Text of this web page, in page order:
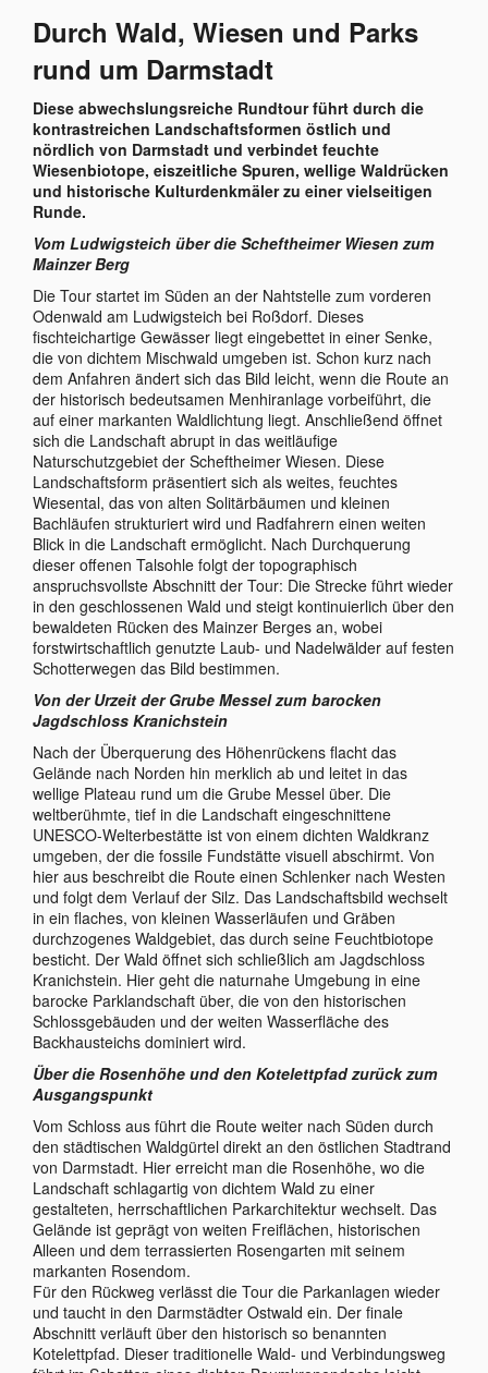
Durch Wald, Wiesen und Parks
rund um Darmstadt
Diese abwechslungsreiche Rundtour führt durch die
kontrastreichen Landschaftsformen östlich und
nördlich von Darmstadt und verbindet feuchte
Wiesenbiotope, eiszeitliche Spuren, wellige Waldrücken
und historische Kulturdenkmäler zu einer vielseitigen
Runde.
Vom Ludwigsteich über die Scheftheimer Wiesen zum
Mainzer Berg
Die Tour startet im Süden an der Nahtstelle zum vorderen
Odenwald am Ludwigsteich bei Roßdorf. Dieses
fischteichartige Gewässer liegt eingebettet in einer Senke,
die von dichtem Mischwald umgeben ist. Schon kurz nach
dem Anfahren ändert sich das Bild leicht, wenn die Route an
der historisch bedeutsamen Menhiranlage vorbeiführt, die
auf einer markanten Waldlichtung liegt. Anschließend öffnet
sich die Landschaft abrupt in das weitläufige
Naturschutzgebiet der Scheftheimer Wiesen. Diese
Landschaftsform präsentiert sich als weites, feuchtes
Wiesental, das von alten Solitärbäumen und kleinen
Bachläufen strukturiert wird und Radfahrern einen weiten
Blick in die Landschaft ermöglicht. Nach Durchquerung
dieser offenen Talsohle folgt der topographisch
anspruchsvollste Abschnitt der Tour: Die Strecke führt wieder
in den geschlossenen Wald und steigt kontinuierlich über den
bewaldeten Rücken des Mainzer Berges an, wobei
forstwirtschaftlich genutzte Laub- und Nadelwälder auf festen
Schotterwegen das Bild bestimmen.
Von der Urzeit der Grube Messel zum barocken
Jagdschloss Kranichstein
Nach der Überquerung des Höhenrückens flacht das
Gelände nach Norden hin merklich ab und leitet in das
wellige Plateau rund um die Grube Messel über. Die
weltberühmte, tief in die Landschaft eingeschnittene
UNESCO-Welterbestätte ist von einem dichten Waldkranz
umgeben, der die fossile Fundstätte visuell abschirmt. Von
hier aus beschreibt die Route einen Schlenker nach Westen
und folgt dem Verlauf der Silz. Das Landschaftsbild wechselt
in ein flaches, von kleinen Wasserläufen und Gräben
durchzogenes Waldgebiet, das durch seine Feuchtbiotope
besticht. Der Wald öffnet sich schließlich am Jagdschloss
Kranichstein. Hier geht die naturnahe Umgebung in eine
barocke Parklandschaft über, die von den historischen
Schlossgebäuden und der weiten Wasserfläche des
Backhausteichs dominiert wird.
Über die Rosenhöhe und den Kotelettpfad zurück zum
Ausgangspunkt
Vom Schloss aus führt die Route weiter nach Süden durch
den städtischen Waldgürtel direkt an den östlichen Stadtrand
von Darmstadt. Hier erreicht man die Rosenhöhe, wo die
Landschaft schlagartig von dichtem Wald zu einer
gestalteten, herrschaftlichen Parkarchitektur wechselt. Das
Gelände ist geprägt von weiten Freiflächen, historischen
Alleen und dem terrassierten Rosengarten mit seinem
markanten Rosendom.
Für den Rückweg verlässt die Tour die Parkanlagen wieder
und taucht in den Darmstädter Ostwald ein. Der finale
Abschnitt verläuft über den historisch so benannten
Kotelettpfad. Dieser traditionelle Wald- und Verbindungsweg